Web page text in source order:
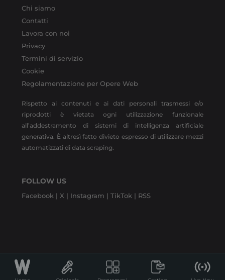
Chi siamo
Contatti
Lavora con noi
Privacy
Termini di servizio
Cookie
Regolamentazione per Opere Web
Rispetto ai contenuti e ai dati personali trasmessi e/o
riprodotti è vietata ogni utilizzazione funzionale
all’addestramento di sistemi di intelligenza artificiale
generativa. È altresì fatto divieto espresso di utilizzare mezzi
automatizzati di data scraping.
FOLLOW US
Facebook | X | Instagram | TikTok | RSS